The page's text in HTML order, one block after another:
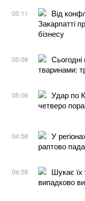
05:11
Від
Закарпатті
бізнесу
05:08
тваринами:
05:06
Удар по
четверо
04:58
У
раптово
04:58
Шукає їх
випадково